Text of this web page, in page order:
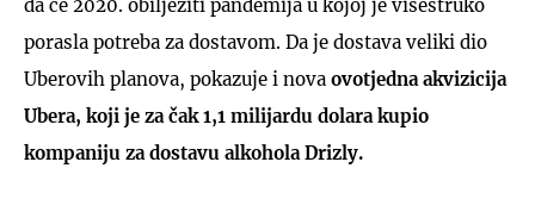
da će 2020. obilježiti pandemija u kojoj je višestruko
porasla potreba za dostavom. Da je dostava veliki dio
Uberovih planova, pokazuje i nova ovotjedna akvizicija
Ubera, koji je za čak 1,1 milijardu dolara kupio
kompaniju za dostavu alkohola Drizly.